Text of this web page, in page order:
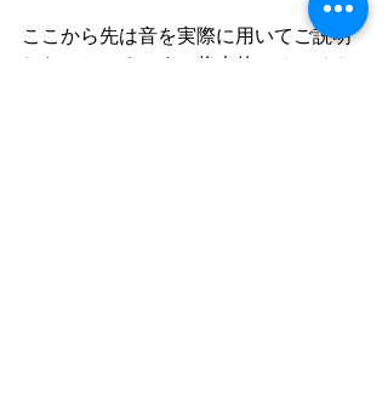
ここから先は音を実際に用いてご説明
したいところです。将来的には、そん